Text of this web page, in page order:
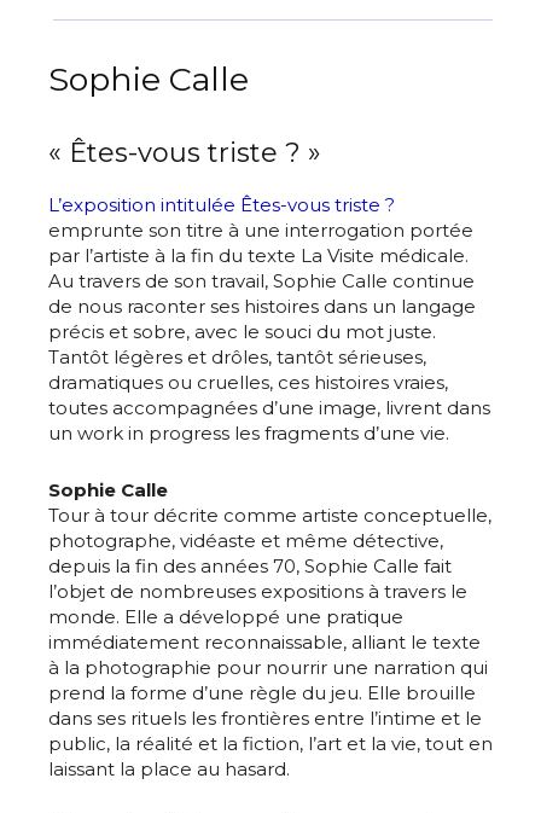
Sophie Calle
« Êtes-vous triste ? »
L’exposition intitulée Êtes-vous triste ?
emprunte son titre à une interrogation portée
par l’artiste à la fin du texte La Visite médicale.
Au travers de son travail, Sophie Calle continue
de nous raconter ses histoires dans un langage
précis et sobre, avec le souci du mot juste.
Tantôt légères et drôles, tantôt sérieuses,
dramatiques ou cruelles, ces histoires vraies,
toutes accompagnées d’une image, livrent dans
un work in progress les fragments d’une vie.
Sophie Calle
Tour à tour décrite comme artiste conceptuelle,
photographe, vidéaste et même détective,
depuis la fin des années 70, Sophie Calle fait
l’objet de nombreuses expositions à travers le
monde. Elle a développé une pratique
immédiatement reconnaissable, alliant le texte
à la photographie pour nourrir une narration qui
prend la forme d’une règle du jeu. Elle brouille
dans ses rituels les frontières entre l’intime et le
public, la réalité et la fiction, l’art et la vie, tout en
laissant la place au hasard.